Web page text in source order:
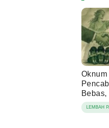
Oknum
LEMBAH